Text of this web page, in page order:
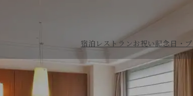
宿泊 レストランお祝い記念日・